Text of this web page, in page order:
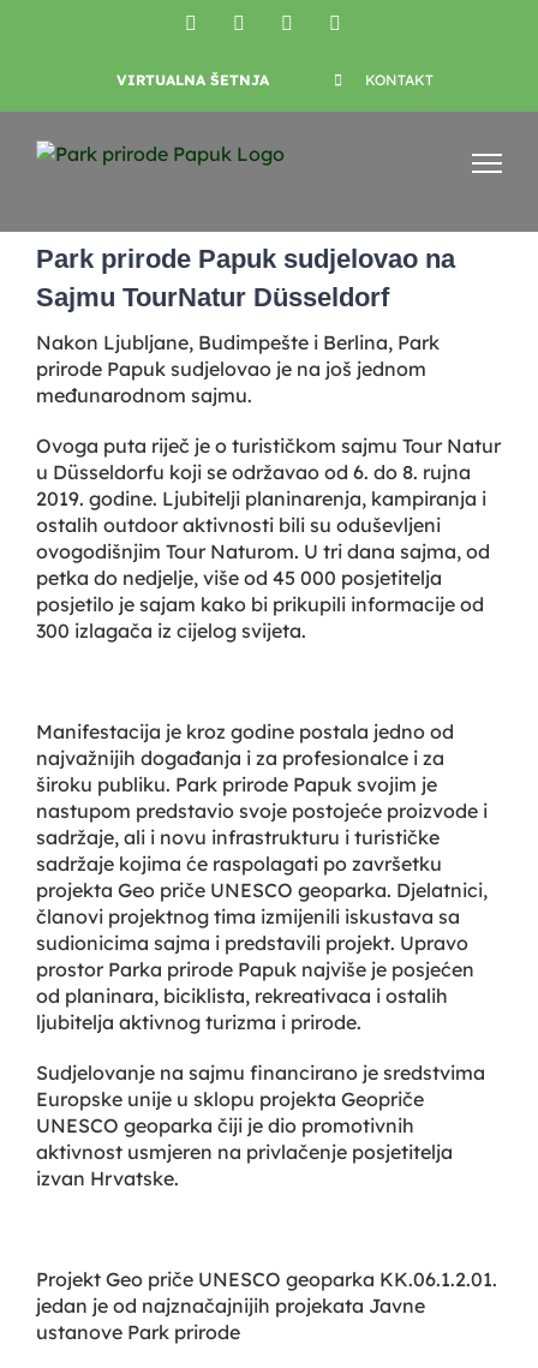
FacebookYouTubeInstagram
VIRTUALNA ŠETNJA KONTAKT
Larger
Image
Park prirode Papuk sudjelovao na
Sajmu TourNatur Düsseldorf
Nakon Ljubljane, Budimpešte i Berlina, Park
prirode Papuk sudjelovao je na još jednom
međunarodnom sajmu.
Ovoga puta riječ je o turističkom sajmu Tour Natur
u Düsseldorfu koji se održavao od 6. do 8. rujna
2019. godine. Ljubitelji planinarenja, kampiranja i
ostalih outdoor aktivnosti bili su oduševljeni
ovogodišnjim Tour Naturom. U tri dana sajma, od
petka do nedjelje, više od 45 000 posjetitelja
posjetilo je sajam kako bi prikupili informacije od
300 izlagača iz cijelog svijeta.
Manifestacija je kroz godine postala jedno od
najvažnijih događanja i za profesionalce i za
široku publiku. Park prirode Papuk svojim je
nastupom predstavio svoje postojeće proizvode i
sadržaje, ali i novu infrastrukturu i turističke
sadržaje kojima će raspolagati po završetku
projekta Geo priče UNESCO geoparka. Djelatnici,
članovi projektnog tima izmijenili iskustava sa
sudionicima sajma i predstavili projekt. Upravo
prostor Parka prirode Papuk najviše je posjećen
od planinara, biciklista, rekreativaca i ostalih
ljubitelja aktivnog turizma i prirode.
Sudjelovanje na sajmu financirano je sredstvima
Europske unije u sklopu projekta Geopriče
UNESCO geoparka čiji je dio promotivnih
aktivnost usmjeren na privlačenje posjetitelja
izvan Hrvatske.
Projekt Geo priče UNESCO geoparka KK.06.1.2.01.
jedan je od najznačajnijih projekata Javne
ustanove Park prirode